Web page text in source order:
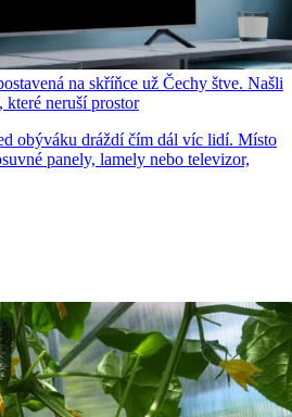
na skříňce už Čechy štve. Našli
které neruší prostor
obýváku dráždí čím dál víc lidí. Místo
panely, lamely nebo televizor,